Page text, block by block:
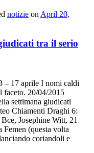
notizie on April 20,
tra il serio
– 17 aprile I nomi caldi
faceto. 20/04/2015
settimana giudicati
Chiamenti Draghi 6:
Josephine Witt, 21
Femen (questa volta
coriandoli e